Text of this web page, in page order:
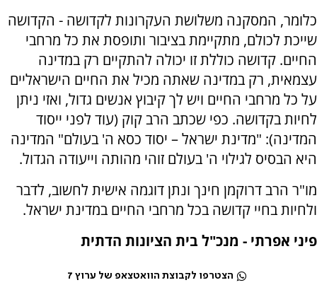
כלומר, המסקנה משלושת העקרונות לקדושה - הקדושה
שייכת לכולם, מתקיימת בציבור ותופסת את כל מרחבי
החיים. קדושה כוללת זו יכולה להתקיים רק במדינה
עצמאית, רק במדינה שאתה מכיל את החיים הישראליים
על כל מרחבי החיים ויש לך קיבוץ אנשים גדול, ואזי ניתן
לחיות בקדושה. כפי שכתב הרב קוק (עוד לפני ייסוד
המדינה): "מדינת ישראל – יסוד כסא ה' בעולם" המדינה
היא הבסיס לגילוי ה' בעולם זוהי מהותה וייעודה הגדול.
מו"ר הרב דרוקמן חינך ונתן דוגמה אישית לחשוב, לדבר
ולחיות בחיי קדושה בכל מרחבי החיים במדינת ישראל.
פיני אפרתי - מנכ"ל בית הציונות הדתית
הצטרפו לקבוצת הוואטצאפ של ערוץ 7